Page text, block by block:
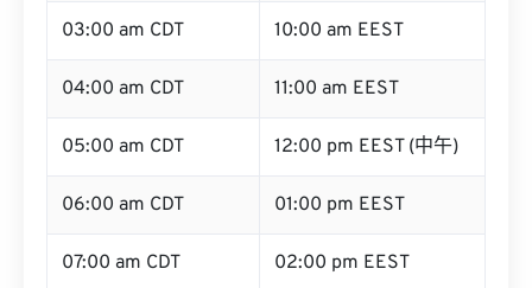
03:00 am CDT 10:00 am EEST
04:00 am CDT 11:00 am EEST
05:00 am CDT 12:00 pm EEST (中午)
06:00 am CDT 01:00 pm EEST
07:00 am CDT 02:00 pm EEST